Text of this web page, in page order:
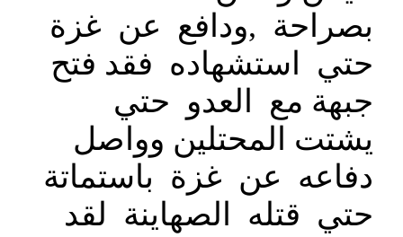
بصراحة ,ودافع عن غزة
حتي استشهاده فقد فتح
جبهة مع العدو حتي
يشتت المحتلين وواصل
دفاعه عن غزة باستماتة
حتي قتله الصهاينة لقد